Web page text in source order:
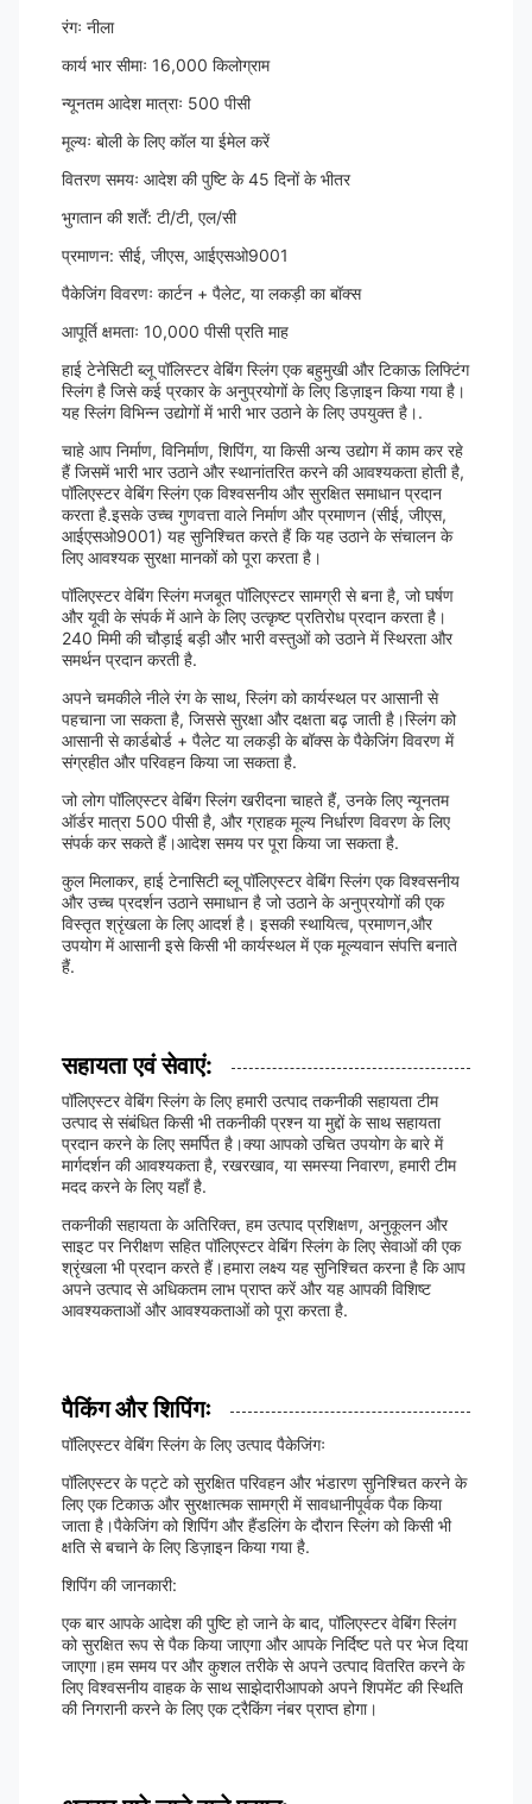
रंगः नीला
कार्य भार सीमाः 16,000 किलोग्राम
न्यूनतम आदेश मात्राः 500 पीसी
मूल्यः बोली के लिए कॉल या ईमेल करें
वितरण समयः आदेश की पुष्टि के 45 दिनों के भीतर
भुगतान की शर्तें: टी/टी, एल/सी
प्रमाणन: सीई, जीएस, आईएसओ9001
पैकेजिंग विवरणः कार्टन + पैलेट, या लकड़ी का बॉक्स
आपूर्ति क्षमताः 10,000 पीसी प्रति माह
हाई टेनेसिटी ब्लू पॉलिस्टर वेबिंग स्लिंग एक बहुमुखी और टिकाऊ लिफ्टिंग
स्लिंग है जिसे कई प्रकार के अनुप्रयोगों के लिए डिज़ाइन किया गया है।
यह स्लिंग विभिन्न उद्योगों में भारी भार उठाने के लिए उपयुक्त है।.
चाहे आप निर्माण, विनिर्माण, शिपिंग, या किसी अन्य उद्योग में काम कर रहे
हैं जिसमें भारी भार उठाने और स्थानांतरित करने की आवश्यकता होती है,
पॉलिएस्टर वेबिंग स्लिंग एक विश्वसनीय और सुरक्षित समाधान प्रदान
करता है.इसके उच्च गुणवत्ता वाले निर्माण और प्रमाणन (सीई, जीएस,
आईएसओ9001) यह सुनिश्चित करते हैं कि यह उठाने के संचालन के
लिए आवश्यक सुरक्षा मानकों को पूरा करता है।
पॉलिएस्टर वेबिंग स्लिंग मजबूत पॉलिएस्टर सामग्री से बना है, जो घर्षण
और यूवी के संपर्क में आने के लिए उत्कृष्ट प्रतिरोध प्रदान करता है।
240 मिमी की चौड़ाई बड़ी और भारी वस्तुओं को उठाने में स्थिरता और
समर्थन प्रदान करती है.
अपने चमकीले नीले रंग के साथ, स्लिंग को कार्यस्थल पर आसानी से
पहचाना जा सकता है, जिससे सुरक्षा और दक्षता बढ़ जाती है।स्लिंग को
आसानी से कार्डबोर्ड + पैलेट या लकड़ी के बॉक्स के पैकेजिंग विवरण में
संग्रहीत और परिवहन किया जा सकता है.
जो लोग पॉलिएस्टर वेबिंग स्लिंग खरीदना चाहते हैं, उनके लिए न्यूनतम
ऑर्डर मात्रा 500 पीसी है, और ग्राहक मूल्य निर्धारण विवरण के लिए
संपर्क कर सकते हैं।आदेश समय पर पूरा किया जा सकता है.
कुल मिलाकर, हाई टेनासिटी ब्लू पॉलिएस्टर वेबिंग स्लिंग एक विश्वसनीय
और उच्च प्रदर्शन उठाने समाधान है जो उठाने के अनुप्रयोगों की एक
विस्तृत श्रृंखला के लिए आदर्श है। इसकी स्थायित्व, प्रमाणन,और
उपयोग में आसानी इसे किसी भी कार्यस्थल में एक मूल्यवान संपत्ति बनाते
हैं.
सहायता एवं सेवाएं:
पॉलिएस्टर वेबिंग स्लिंग के लिए हमारी उत्पाद तकनीकी सहायता टीम
उत्पाद से संबंधित किसी भी तकनीकी प्रश्न या मुद्दों के साथ सहायता
प्रदान करने के लिए समर्पित है।क्या आपको उचित उपयोग के बारे में
मार्गदर्शन की आवश्यकता है, रखरखाव, या समस्या निवारण, हमारी टीम
मदद करने के लिए यहाँ है.
तकनीकी सहायता के अतिरिक्त, हम उत्पाद प्रशिक्षण, अनुकूलन और
साइट पर निरीक्षण सहित पॉलिएस्टर वेबिंग स्लिंग के लिए सेवाओं की एक
श्रृंखला भी प्रदान करते हैं।हमारा लक्ष्य यह सुनिश्चित करना है कि आप
अपने उत्पाद से अधिकतम लाभ प्राप्त करें और यह आपकी विशिष्ट
आवश्यकताओं और आवश्यकताओं को पूरा करता है.
पैकिंग और शिपिंगः
पॉलिएस्टर वेबिंग स्लिंग के लिए उत्पाद पैकेजिंगः
पॉलिएस्टर के पट्टे को सुरक्षित परिवहन और भंडारण सुनिश्चित करने के
लिए एक टिकाऊ और सुरक्षात्मक सामग्री में सावधानीपूर्वक पैक किया
जाता है।पैकेजिंग को शिपिंग और हैंडलिंग के दौरान स्लिंग को किसी भी
क्षति से बचाने के लिए डिज़ाइन किया गया है.
शिपिंग की जानकारी:
एक बार आपके आदेश की पुष्टि हो जाने के बाद, पॉलिएस्टर वेबिंग स्लिंग
को सुरक्षित रूप से पैक किया जाएगा और आपके निर्दिष्ट पते पर भेज दिया
जाएगा।हम समय पर और कुशल तरीके से अपने उत्पाद वितरित करने के
लिए विश्वसनीय वाहक के साथ साझेदारीआपको अपने शिपमेंट की स्थिति
की निगरानी करने के लिए एक ट्रैकिंग नंबर प्राप्त होगा।